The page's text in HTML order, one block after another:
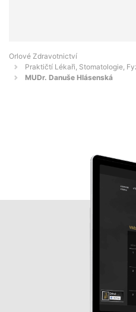
Orlové Zdravotnictví
Praktičtí Lékaři, Stomatologie,
MUDr. Danuše Hlásenská